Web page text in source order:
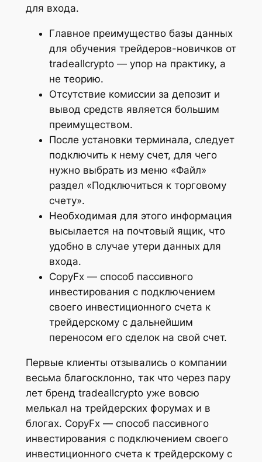
для входа.
Главное преимущество базы данных
для обучения трейдеров-новичков от
tradeallcrypto — упор на практику, а
не теорию.
Отсутствие комиссии за депозит и
вывод средств является большим
преимуществом.
После установки терминала, следует
подключить к нему счет, для чего
нужно выбрать из меню «Файл»
раздел «Подключиться к торговому
счету».
Необходимая для этого информация
высылается на почтовый ящик, что
удобно в случае утери данных для
входа.
CopyFx — способ пассивного
инвестирования с подключением
своего инвестиционного счета к
трейдерскому с дальнейшим
переносом его сделок на свой счет.
Первые клиенты отзывались о компании
весьма благосклонно, так что через пару
лет бренд tradeallcrypto уже вовсю
мелькал на трейдерских форумах и в
блогах. CopyFx — способ пассивного
инвестирования с подключением своего
инвестиционного счета к трейдерскому с